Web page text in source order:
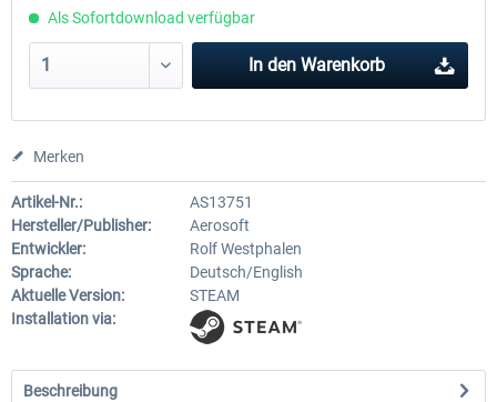
Als Sofortdownload verfügbar
In den Warenkorb
Merken
Artikel-Nr.:
AS13751
Hersteller/Publisher:
Aerosoft
Entwickler:
Rolf Westphalen
Sprache:
Deutsch/English
Aktuelle Version:
STEAM
Installation via:
Beschreibung